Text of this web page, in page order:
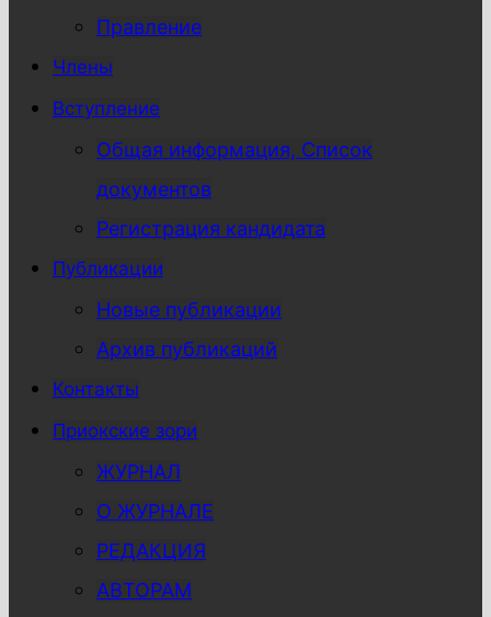
Правление
Члены
Вступление
Общая информация, Список
документов
Регистрация кандидата
Публикации
Новые публикации
Архив публикаций
Контакты
Приокские зори
ЖУРНАЛ
О ЖУРНАЛЕ
РЕДАКЦИЯ
АВТОРАМ